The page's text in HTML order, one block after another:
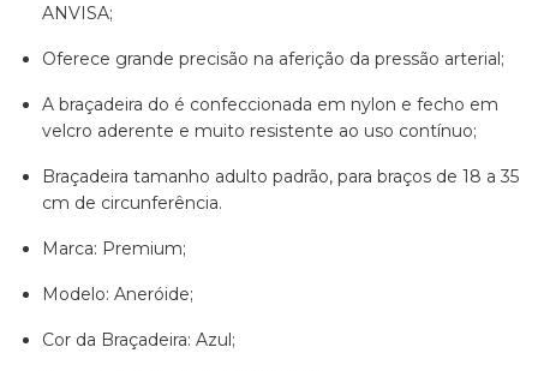
ANVISA;
Oferece grande precisão na aferição da pressão arterial;
A braçadeira do é confeccionada em nylon e fecho em
velcro aderente e muito resistente ao uso contínuo;
Braçadeira tamanho adulto padrão, para braços de 18 a 35
cm de circunferência.
Marca: Premium;
Modelo: Aneróide;
Cor da Braçadeira: Azul;